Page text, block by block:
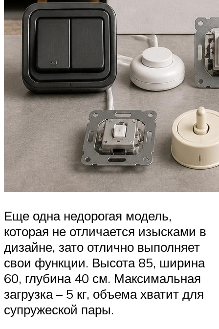
Еще одна недорогая модель,
которая не отличается изысками в
дизайне, зато отлично выполняет
свои функции. Высота 85, ширина
60, глубина 40 см. Максимальная
загрузка – 5 кг, объема хватит для
супружеской пары.